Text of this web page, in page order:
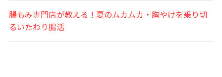
腸もみ専門店が教える！夏のムカムカ・胸やけを乗り切
るいたわり腸活